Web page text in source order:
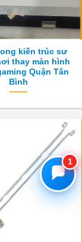
kiến trúc sư
thay màn hình
Quận Tân
Bình
❤️ 📞
Gửi